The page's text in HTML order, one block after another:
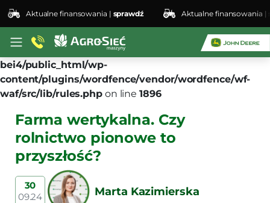
Deprecated
: preg_replace(): Passing null to parameter
#3 ($subject) of type array|string is deprecated in
/home/klient.dhosting.pl/lswis6155/agro-siec.pl-
bei4/public_html/wp-
content/plugins/wordfence/vendor/wordfence/wf-
waf/src/lib/rules.phpon line1896
Aktualne finansowania |sprawdź Aktualne finansowania |
Farma wertykalna. Czy
rolnictwo pionowe to
przyszłość?
30
09.24
Marta Kazimierska